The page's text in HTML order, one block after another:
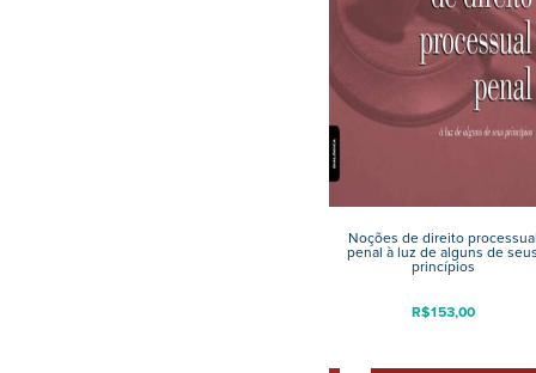
Noções de direito
penal à luz de alguns de
princípios
R$153,00